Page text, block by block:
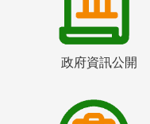
政府資訊公開